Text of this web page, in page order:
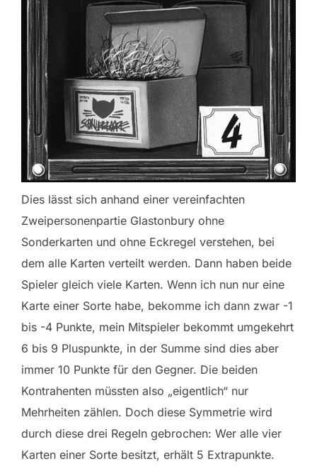
Dies lässt sich anhand einer vereinfachten
Zweipersonenpartie Glastonbury ohne
Sonderkarten und ohne Eckregel verstehen, bei
dem alle Karten verteilt werden. Dann haben beide
Spieler gleich viele Karten. Wenn ich nun nur eine
Karte einer Sorte habe, bekomme ich dann zwar -1
bis -4 Punkte, mein Mitspieler bekommt umgekehrt
6 bis 9 Pluspunkte, in der Summe sind dies aber
immer 10 Punkte für den Gegner. Die beiden
Kontrahenten müssten also „eigentlich“ nur
Mehrheiten zählen. Doch diese Symmetrie wird
durch diese drei Regeln gebrochen: Wer alle vier
Karten einer Sorte besitzt, erhält 5 Extrapunkte.